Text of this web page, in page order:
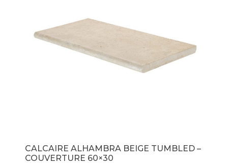
CALCAIRE ALHAMBRA BEIGE TUMBLED –
COUVERTURE 60×30